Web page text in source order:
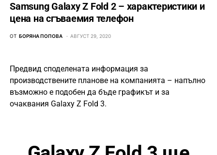
Samsung Galaxy Z Fold 2 – характеристики и
цена на сгъваемия телефон
ОТ БОРЯНА ПОПОВА АВГУСТ 29, 2020
Предвид споделената информация за
производствените планове на компанията – напълно
възможно е подобен да бъде графикът и за
очаквания Galaxy Z Fold 3.